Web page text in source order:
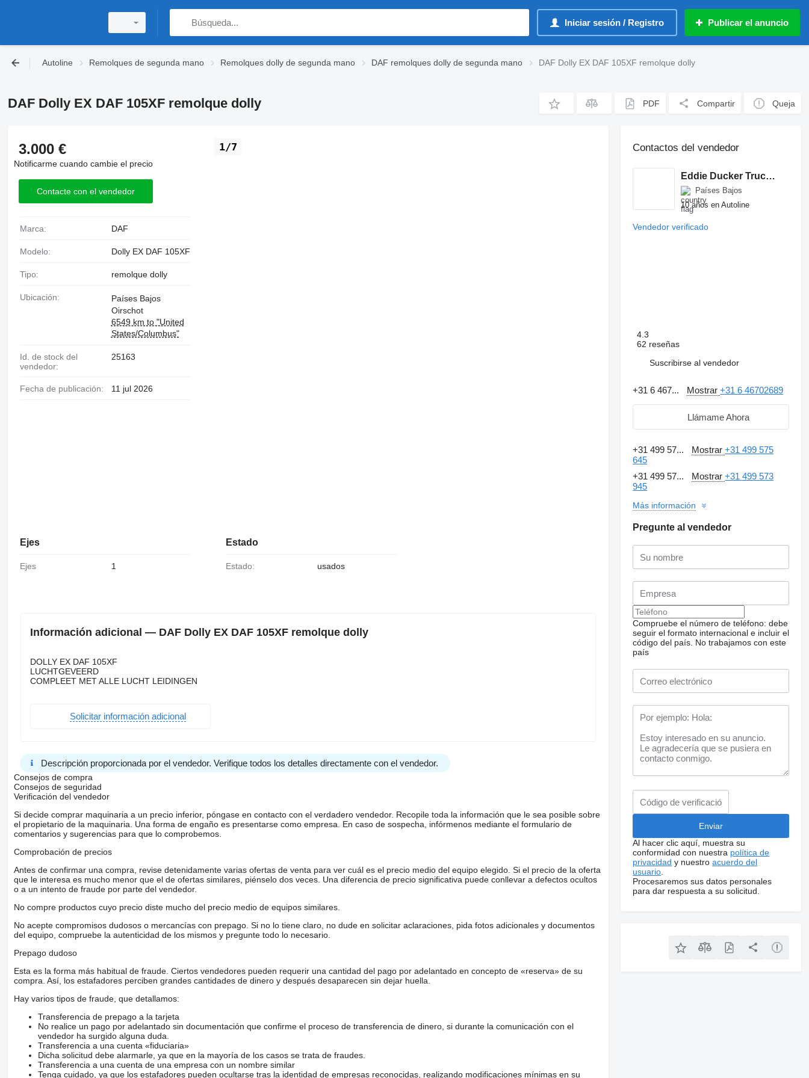
Iniciar sesión / Registro Publicar el anuncio
Autoline Remolques de segunda mano Remolques dolly de segunda mano DAF remolques dolly de segunda mano DAF Dolly EX DAF 105XF remolque dolly
DAF Dolly EX DAF 105XF remolque dolly PDF Compartir Queja
1/7
3.000 €
Notificarme cuando cambie el precio
Contacte con el vendedor
Marca: DAF
Modelo: Dolly EX DAF 105XF
Tipo: remolque dolly
Ubicación:
Países Bajos
Oirschot
6549 km to "United
States/Columbus"
Id. de stock del
vendedor:
25163
Fecha de publicación: 11 jul 2026
Ejes
Ejes 1
Estado
Estado: usados
Información adicional — DAF Dolly EX DAF 105XF remolque dolly
DOLLY EX DAF 105XF
LUCHTGEVEERD
COMPLEET MET ALLE LUCHT LEIDINGEN
Solicitar información adicional
Descripción proporcionada por el vendedor. Verifique todos los detalles directamente con el vendedor.
Consejos de compra
Consejos de seguridad
Verificación del vendedor
Si decide comprar maquinaria a un precio inferior, póngase en contacto con el verdadero vendedor. Recopile toda la información que le sea posible sobre
el propietario de la maquinaria. Una forma de engaño es presentarse como empresa. En caso de sospecha, infórmenos mediante el formulario de
comentarios y sugerencias para que lo comprobemos.
Comprobación de precios
Antes de confirmar una compra, revise detenidamente varias ofertas de venta para ver cuál es el precio medio del equipo elegido. Si el precio de la oferta
que le interesa es mucho menor que el de ofertas similares, piénselo dos veces. Una diferencia de precio significativa puede conllevar a defectos ocultos
o a un intento de fraude por parte del vendedor.
No compre productos cuyo precio diste mucho del precio medio de equipos similares.
No acepte compromisos dudosos o mercancías con prepago. Si no lo tiene claro, no dude en solicitar aclaraciones, pida fotos adicionales y documentos
del equipo, compruebe la autenticidad de los mismos y pregunte todo lo necesario.
Prepago dudoso
Esta es la forma más habitual de fraude. Ciertos vendedores pueden requerir una cantidad del pago por adelantado en concepto de «reserva» de su
compra. Así, los estafadores perciben grandes cantidades de dinero y después desaparecen sin dejar huella.
Hay varios tipos de fraude, que detallamos:
Transferencia de prepago a la tarjeta
No realice un pago por adelantado sin documentación que confirme el proceso de transferencia de dinero, si durante la comunicación con el
vendedor ha surgido alguna duda.
Transferencia a una cuenta «fiduciaria»
Dicha solicitud debe alarmarle, ya que en la mayoría de los casos se trata de fraudes.
Transferencia a una cuenta de una empresa con un nombre similar
Tenga cuidado, ya que los estafadores pueden ocultarse tras la identidad de empresas reconocidas, realizando modificaciones mínimas en su
Contactos del vendedor
Eddie Ducker Trucks and Parts v.o.f.
Países Bajos
10 años en Autoline
Vendedor verificado
4.3
62 reseñas
Suscribirse al vendedor
+31 6 467... Mostrar+31 6 46702689
Llámame Ahora
+31 499 57... Mostrar+31 499 575
645
+31 499 57...
Mostrar+31 499 573
945
Más información
Pregunte al vendedor
Compruebe el número de teléfono: debe
seguir el formato internacional e incluir el
código del país. No trabajamos con este
país
Al hacer clic aquí, muestra su
conformidad con nuestra política de
privacidad y nuestroacuerdo del
usuario
Procesaremos sus datos personales
para dar respuesta a su solicitud.